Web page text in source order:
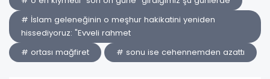
# İslam geleneğinin o meşhur hakikatini yeniden
hissediyoruz: "Evveli rahmet
# ortası mağfiret
# sonu ise cehennemden azattı